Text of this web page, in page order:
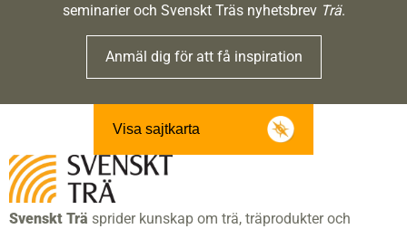
seminarier och Svenskt Träs nyhetsbrev Trä.
Anmäl dig för att få inspiration
Visa sajtkarta
Svenskt Trä sprider kunskap om trä, träprodukter och